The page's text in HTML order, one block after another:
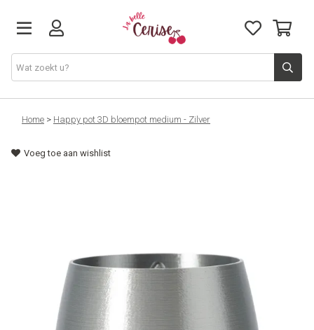
Just arrived
Juwelen & Accessoires
Cadeaubon
Home > Happy pot 3D bloempot medium - Zilver
Voeg toe aan wishlist